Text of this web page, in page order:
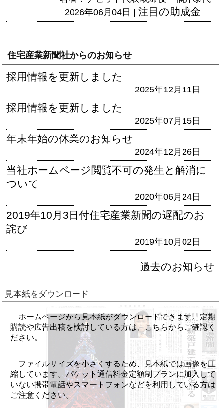
2026年06月04日 | 注目の助成金
住宅産業新聞社からのお知らせ
採用情報を更新しました
2025年12月11日
採用情報を更新しました
2025年07月15日
年末年始の休業のお知らせ
2024年12月26日
当社ホームページ閲覧不可の発生と解消に
ついて
2020年06月24日
2019年10月3日付住宅産業新聞の遅配のお
詫び
2019年10月02日
過去のお知らせ
見本紙をダウンロード
ホームページから見本紙がダウンロードできます。定期
購読や広告出稿を検討している方は、こちらからご確認く
ださい。
ファイルサイズを小さくするため、見本紙では画像を圧
縮しています。パケット通信料金定額制プランに加入して
いない携帯電話やスマートフォンなどを利用している方は
ご注意ください。